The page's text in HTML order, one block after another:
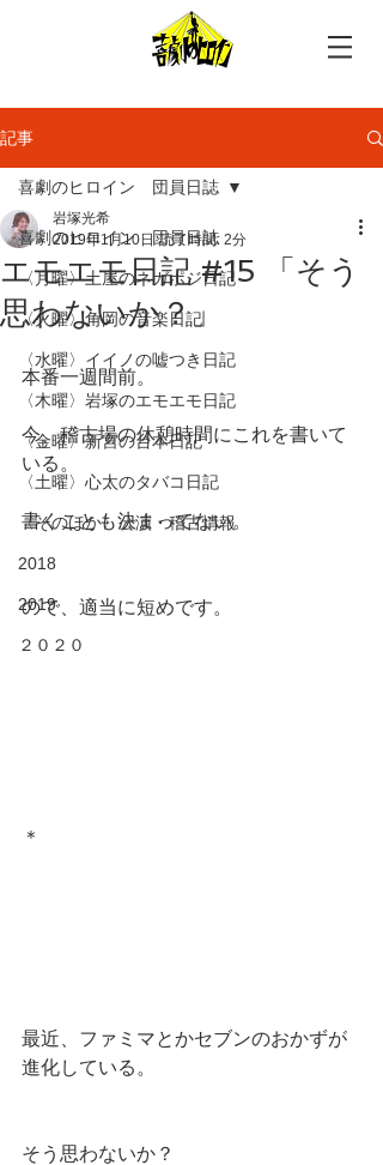
記事
喜劇のヒロイン 団員日誌
〈月曜〉土屋のネガポジ日記
〈火曜〉角岡の音楽日記
〈水曜〉イイノの嘘つき日記
〈木曜〉岩塚のエモエモ日記
〈金曜〉新宮の台本日記
〈土曜〉心太のタバコ日記
〈そのほか〉公演・稽古情報
2018
2019
２０２０
喜劇のヒロイン 団員日誌
エモエモ日記 #15 「そう
思わないか？」
岩塚光希
2019年1月10日 読了時間: 2分
本番一週間前。
今、稽古場の休憩時間にこれを書いて
いる。
書くことも決まってない。
ので、適当に短めです。
＊
最近、ファミマとかセブンのおかずが
進化している。
そう思わないか？